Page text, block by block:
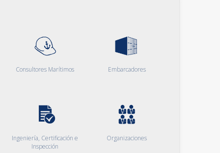
Consultores Marítimos Embarcadores
Ingeniería, Certificación e
Inspección
Organizaciones